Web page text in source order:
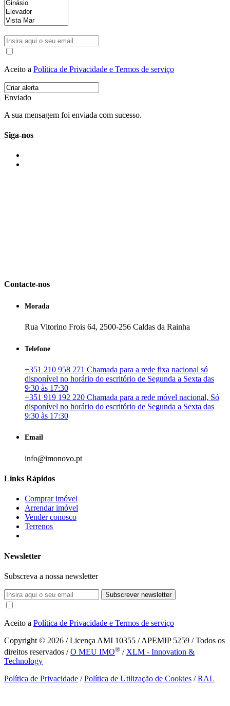
Aceito a Política de Privacidade e Termos de serviço
Enviado
A sua mensagem foi enviada com sucesso.
Siga-nos
Contacte-nos
Morada
Rua Vitorino Frois 64, 2500-256 Caldas da Rainha
Telefone
+351 210 958 271 Chamada para a rede fixa nacional só
disponível no horário do escritório de Segunda a Sexta das
9:30 às 17:30
+351 919 192 220 Chamada para a rede móvel nacional, Só
disponível no horário do escritório de Segunda a Sexta das
9:30 às 17:30
Email
info@imonovo.pt
Links Rápidos
Comprar imóvel
Arrendar imóvel
Vender conosco
Terrenos
Newsletter
Subscreva a nossa newsletter
Subscrever newsletter
Aceito a Política de Privacidade e Termos de serviço
Copyright © 2026 / Licença AMI 10355 / APEMIP 5259 / Todos os
direitos reservados /O MEU IMO® / XLM - Innovation &
Technology
Política de Privacidade /Política de Utilização de Cookies /RAL